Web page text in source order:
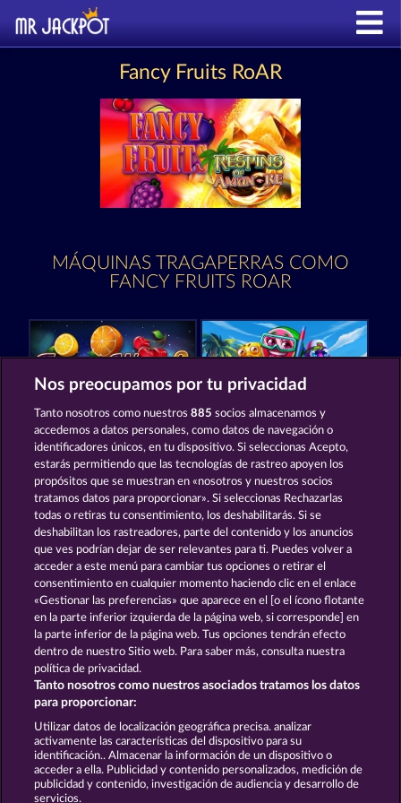
Fancy Fruits RoAR
MÁQUINAS TRAGAPERRAS COMO
FANCY FRUITS ROAR
Fruits & Wilds 2 Frooty Troupe Sun Splash
40 Sevens Diamond Treasures Fruit Mania RHFP
Términos y condiciones
Declaración de privacidad y de cookies
Aviso Legal
Enviar solicitud de desistimiento
Nos preocupamos por tu privacidad
Tanto nosotros como nuestros885 socios almacenamos y
accedemos a datos personales, como datos de navegación o
identificadores únicos, en tu dispositivo. Si seleccionas Acepto,
estarás permitiendo que las tecnologías de rastreo apoyen los
propósitos que se muestran en «nosotros y nuestros socios
tratamos datos para proporcionar». Si seleccionas Rechazarlas
todas o retiras tu consentimiento, los deshabilitarás. Si se
deshabilitan los rastreadores, parte del contenido y los anuncios
que ves podrían dejar de ser relevantes para ti. Puedes volver a
acceder a este menú para cambiar tus opciones o retirar el
consentimiento en cualquier momento haciendo clic en el enlace
«Gestionar las preferencias» que aparece en el [o el ícono flotante
en la parte inferior izquierda de la página web, si corresponde] en
la parte inferior de la página web. Tus opciones tendrán efecto
dentro de nuestro Sitio web. Para saber más, consulta nuestra
política de privacidad.
Tanto nosotros como nuestros asociados tratamos los datos
para proporcionar:
Utilizar datos de localización geográfica precisa. analizar
activamente las características del dispositivo para su
identificación.. Almacenar la información de un dispositivo o
acceder a ella. Publicidad y contenido personalizados, medición de
publicidad y contenido, investigación de audiencia y desarrollo de
servicios.